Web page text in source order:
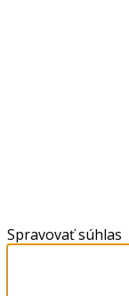
Spravovať súhlas